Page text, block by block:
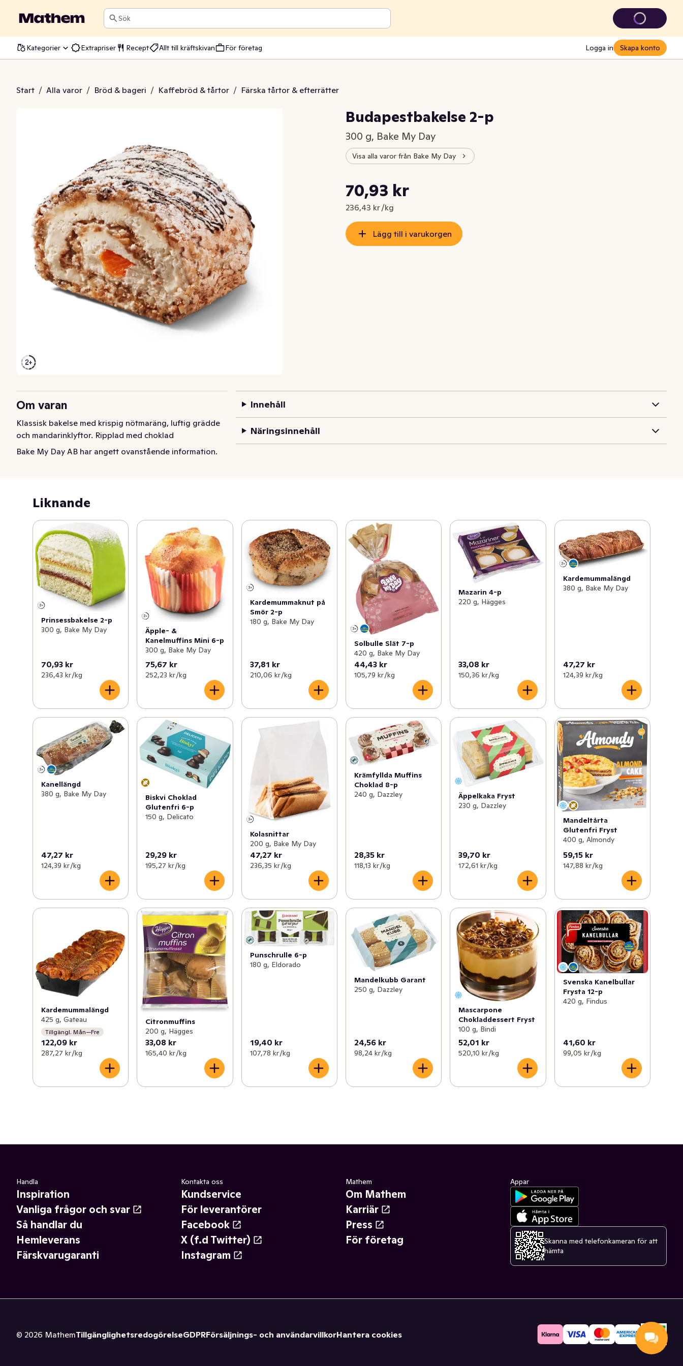
Sök
Kategorier Extrapriser Recept Allt till kräftskivan För företag Logga in Skapa konto
Start / Alla varor / Bröd & bageri / Kaffebröd & tårtor / Färska tårtor & efterrätter
2-p
Budapestbakelse 2-p
300 g, Bake My Day
Visa alla varor från Bake My Day
Nuvarande pris är: 70,93 kr
70,93 kr
236,43 kr /kg
Styckpris: 236,43 kr /kg
Lägg till i varukorgen
Om varan
Klassisk bakelse med krispig nötmaräng, luftig grädde
och mandarinklyftor. Ripplad med choklad
Bake My Day AB har angett ovanstående information.
Innehåll
Näringsinnehåll
Liknande
Prinsessbakelse 2-p
300 g, Bake My Day
70,93 kr
236,43 kr /kg
Äpple- &
Kanelmuffins Mini 6-p
300 g, Bake My Day
75,67 kr
252,23 kr /kg
Kardemummaknut på
Smör 2-p
180 g, Bake My Day
37,81 kr
210,06 kr /kg
Solbulle Slät 7-p
420 g, Bake My Day
44,43 kr
105,79 kr /kg
Mazarin 4-p
220 g, Hägges
33,08 kr
150,36 kr /kg
Kardemummalängd
380 g, Bake My Day
47,27 kr
124,39 kr /kg
Kanellängd
380 g, Bake My Day
47,27 kr
124,39 kr /kg
Biskvi Choklad
Glutenfri 6-p
150 g, Delicato
29,29 kr
195,27 kr /kg
Kolasnittar
200 g, Bake My Day
47,27 kr
236,35 kr /kg
Krämfyllda Muffins
Choklad 8-p
240 g, Dazzley
28,35 kr
118,13 kr /kg
Äppelkaka Fryst
230 g, Dazzley
39,70 kr
172,61 kr /kg
Mandeltårta
Glutenfri Fryst
400 g, Almondy
59,15 kr
147,88 kr /kg
Kardemummalängd
425 g, Gateau
Tillgängl. Mån—Fre
122,09 kr
287,27 kr /kg
Citronmuffins
200 g, Hägges
33,08 kr
165,40 kr /kg
Punschrulle 6-p
180 g, Eldorado
19,40 kr
107,78 kr /kg
Mandelkubb Garant
250 g, Dazzley
24,56 kr
98,24 kr /kg
Mascarpone
Chokladdessert Fryst
100 g, Bindi
52,01 kr
520,10 kr /kg
Svenska Kanelbullar
Frysta 12-p
420 g, Findus
41,60 kr
99,05 kr /kg
Handla
Inspiration
Vanliga frågor och svar
Så handlar du
Hemleverans
Färskvarugaranti
Kontakta oss
Kundservice
För leverantörer
Facebook
X (f.d Twitter)
Instagram
Mathem
Om Mathem
Karriär
Press
För företag
Appar
Skanna med telefonkameran för att
hämta
© 2026 MathemTillgänglighetsredogörelseGDPRFörsäljnings- och användarvillkorHantera cookies